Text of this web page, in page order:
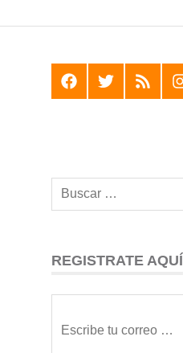
F T R I
REGISTRATE AQUÍ